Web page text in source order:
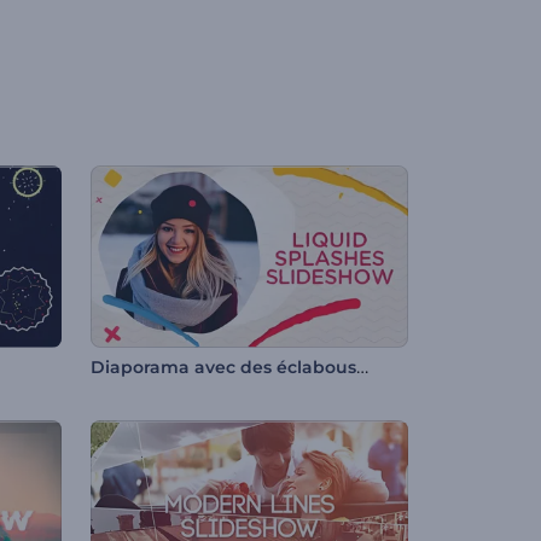
Diaporama avec des éclaboussures de liquide